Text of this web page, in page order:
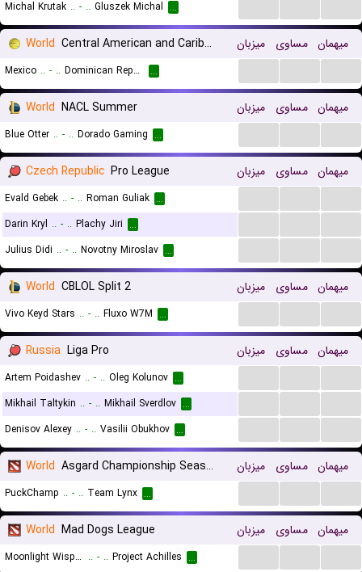
Michal Krutak .. - .. Gluszek Michal ...
World Central American and Caribbean Games میزبان مساوی میهمان
Mexico .. - .. Dominican Republic ...
World NACL Summer میزبان مساوی میهمان
Blue Otter .. - .. Dorado Gaming ...
Czech Republic Pro League میزبان مساوی میهمان
Evald Gebek .. - .. Roman Guliak ...
Darin Kryl .. - .. Plachy Jiri ...
Julius Didi .. - .. Novotny Miroslav ...
World CBLOL Split 2 میزبان مساوی میهمان
Vivo Keyd Stars .. - .. Fluxo W7M ...
Russia Liga Pro میزبان مساوی میهمان
Artem Poidashev .. - .. Oleg Kolunov ...
Mikhail Taltykin .. - .. Mikhail Sverdlov ...
Denisov Alexey .. - .. Vasilii Obukhov ...
World Asgard Championship Season میزبان مساوی میهمان
PuckChamp .. - .. Team Lynx ...
World Mad Dogs League میزبان مساوی میهمان
Moonlight Wispers .. - .. Project Achilles ...